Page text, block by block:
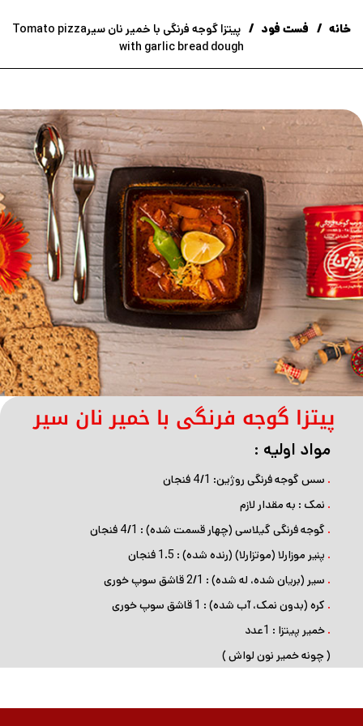
خانه فست فود
پیتزا گوجه فرنگی با خمیر نان سیرTomato pizza
with garlic bread dough
پیتزا گوجه فرنگی با خمیر نان سیر
مواد اولیه :
. سس گوجه فرنگی روژین: 4/1 فنجان
. نمک : به مقدار لازم
. گوجه فرنگی گیلاسی (چهار قسمت شده) : 4/1 فنجان
. پنیر موزارلا (موتزارلا) (رنده شده) : 1.5 فنجان
. سیر (بریان شده، له شده) : 2/1 قاشق سوپ خوری
. کره (بدون نمک، آب شده) : 1 قاشق سوپ خوری
. خمیر پیتزا : 1عدد
( چونه خمیر نون لواش )